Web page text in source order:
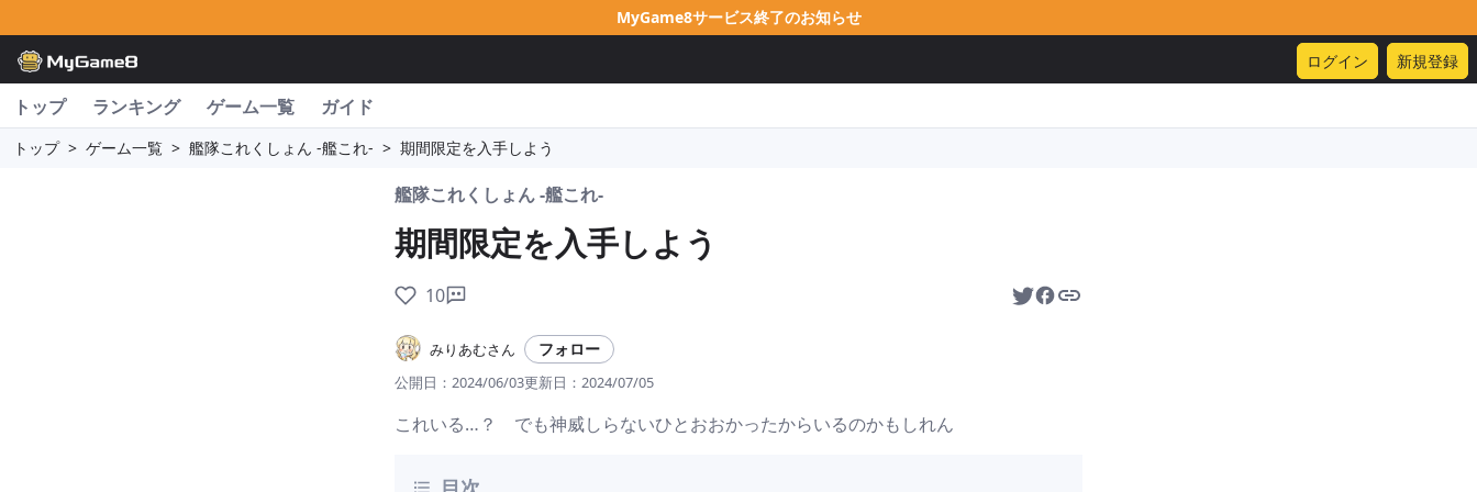
MyGame8サービス終了のお知らせ
ログイン 新規登録
トップ ランキング ゲーム一覧 ガイド
トップ > ゲーム一覧 > 艦隊これくしょん -艦これ- > 期間限定を入手しよう
艦隊これくしょん -艦これ-
期間限定を入手しよう
10
みりあむさん フォロー
公開日： 2024/06/03更新日： 2024/07/05
これいる…？ でも神威しらないひとおおかったからいるのかもしれん